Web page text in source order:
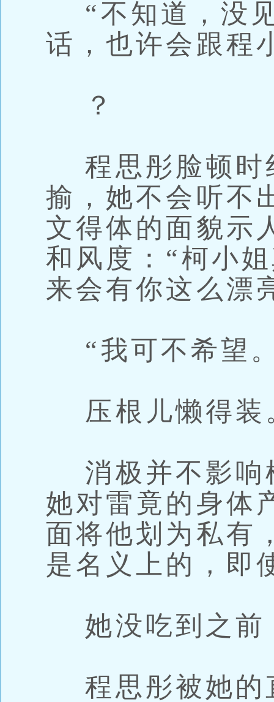
“不知道，没
话，也许会跟程
？
程思彤脸顿时
揄，她不会听不
文得体的面貌示
和风度：“柯小
来会有你这么漂
“我可不希望
压根儿懒得装
消极并不影响
她对雷竟的身体
面将他划为私有
是名义上的，即
她没吃到之前
程思彤被她的